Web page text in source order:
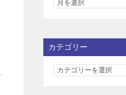
カテゴリー
カ